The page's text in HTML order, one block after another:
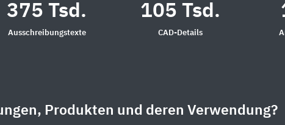
375 Tsd.
Ausschreibungstexte
105 Tsd.
CAD-Details
Produkten und deren Verwendung?